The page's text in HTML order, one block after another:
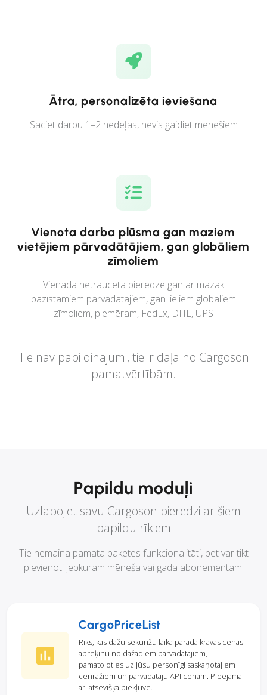
Ātra, personalizēta ieviešana
Sāciet darbu 1–2 nedēļās, nevis gaidiet mēnešiem
Vienota darba plūsma gan maziem
vietējiem pārvadātājiem, gan globāliem
zīmoliem
Vienāda netraucēta pieredze gan ar mazāk
pazīstamiem pārvadātājiem, gan lieliem globāliem
zīmoliem, piemēram, FedEx, DHL, UPS
Tie nav papildinājumi, tie ir daļa no Cargoson
pamatvērtībām.
Papildu moduļi
Uzlabojiet savu Cargoson pieredzi ar šiem
papildu rīkiem
Tie nemaina pamata paketes funkcionalitāti, bet var tikt
pievienoti jebkuram mēneša vai gada abonementam:
CargoPriceList
Rīks, kas dažu sekunžu laikā parāda kravas cenas
aprēķinu no dažādiem pārvadātājiem,
pamatojoties uz jūsu personīgi saskaņotajiem
cenrāžiem un pārvadātāju API cenām. Pieejama
arī atsevišķa piekļuve.